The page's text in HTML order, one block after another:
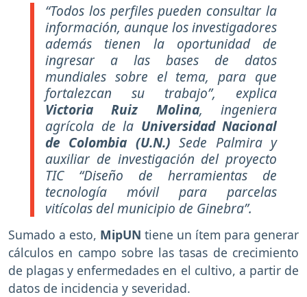
“Todos los perfiles pueden consultar la
información, aunque los investigadores
además tienen la oportunidad de
ingresar a las bases de datos
mundiales sobre el tema, para que
fortalezcan su trabajo”, explica
Victoria Ruiz Molina, ingeniera
agrícola de la Universidad Nacional
de Colombia (U.N.)Sede Palmira y
auxiliar de investigación del proyecto
TIC “Diseño de herramientas de
tecnología móvil para parcelas
vitícolas del municipio de Ginebra”.
Sumado a esto, MipUN tiene un ítem para generar
cálculos en campo sobre las tasas de crecimiento
de plagas y enfermedades en el cultivo, a partir de
datos de incidencia y severidad.